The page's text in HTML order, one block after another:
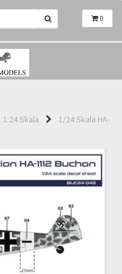
0
1:24 Skala
1/24 Skala HA-